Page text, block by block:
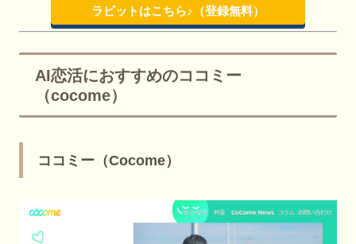
ラビットはこちら♪（登録無料）
AI恋活におすすめのココミー
（cocome）
ココミー（Cocome）